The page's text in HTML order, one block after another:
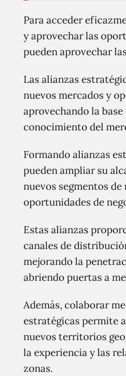
Para acceder
y aprovechar las
pueden aprovechar
Las alianzas
nuevos mercados y
aprovechando la
conocimiento del
Formando alianzas
pueden ampliar su
nuevos segmentos de
oportunidades de
Estas alianzas
canales de
mejorando la
abriendo puertas a
Además, colaborar
estratégicas permite
nuevos territorios
la experiencia y las
zonas.